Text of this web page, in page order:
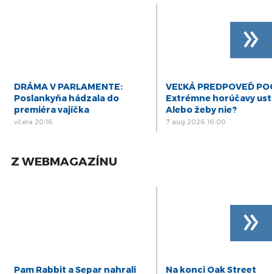
DRÁMA V PARLAMENTE:
Poslankyňa hádzala do
premiéra vajíčka
včera 20:16
VEĽKÁ PREDPOVEĎ
Extrémne horúčavy
Alebo žeby nie?
7 aug 2026 16:00
»
Z WEBMAGAZÍNU
Pam Rabbit a Separ nahrali
Na konci Oak Street
»